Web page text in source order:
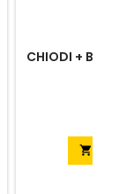
CHIODI +
